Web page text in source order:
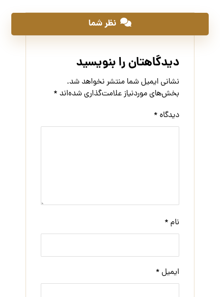
نظر شما
دیدگاهتان را بنویسید
نشانی ایمیل شما منتشر نخواهد شد.
بخش‌های موردنیاز علامت‌گذاری شده‌اند *
دیدگاه *
نام *
ایمیل *